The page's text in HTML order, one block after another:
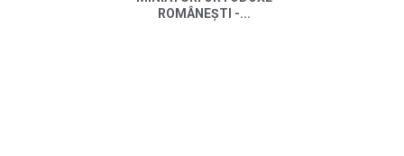
ROMÂNEȘTI -...